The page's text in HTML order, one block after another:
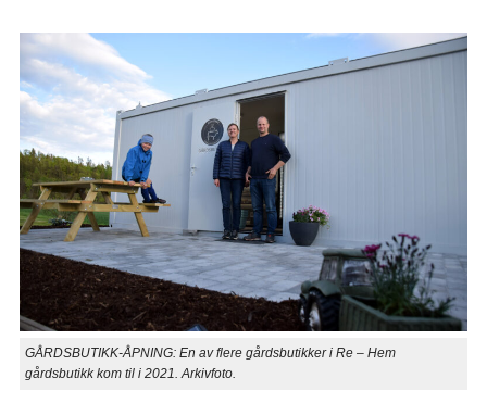
GÅRDSBUTIKK-ÅPNING: En av flere gårdsbutikker i Re – Hem
gårdsbutikk kom til i 2021. Arkivfoto.